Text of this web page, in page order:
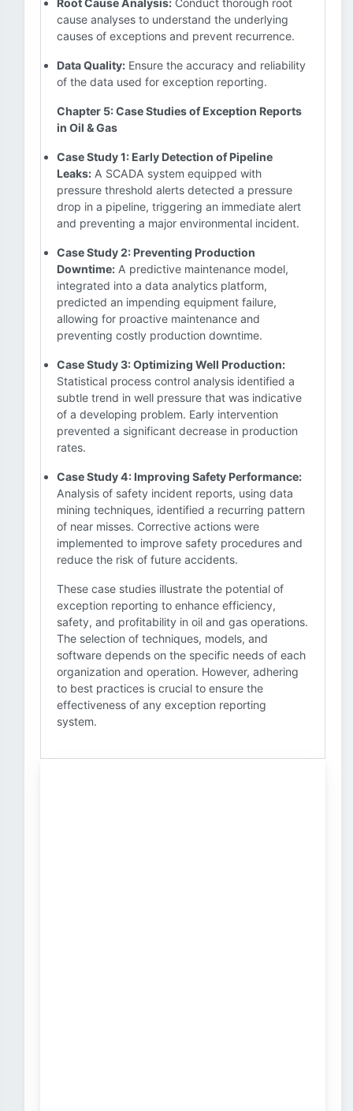
Root Cause Analysis: Conduct thorough root
cause analyses to understand the underlying
causes of exceptions and prevent recurrence.
Data Quality: Ensure the accuracy and reliability
of the data used for exception reporting.
Chapter 5: Case Studies of Exception Reports
in Oil & Gas
Case Study 1: Early Detection of Pipeline
Leaks: A SCADA system equipped with
pressure threshold alerts detected a pressure
drop in a pipeline, triggering an immediate alert
and preventing a major environmental incident.
Case Study 2: Preventing Production
Downtime: A predictive maintenance model,
integrated into a data analytics platform,
predicted an impending equipment failure,
allowing for proactive maintenance and
preventing costly production downtime.
Case Study 3: Optimizing Well Production:
Statistical process control analysis identified a
subtle trend in well pressure that was indicative
of a developing problem. Early intervention
prevented a significant decrease in production
rates.
Case Study 4: Improving Safety Performance:
Analysis of safety incident reports, using data
mining techniques, identified a recurring pattern
of near misses. Corrective actions were
implemented to improve safety procedures and
reduce the risk of future accidents.
These case studies illustrate the potential of
exception reporting to enhance efficiency,
safety, and profitability in oil and gas operations.
The selection of techniques, models, and
software depends on the specific needs of each
organization and operation. However, adhering
to best practices is crucial to ensure the
effectiveness of any exception reporting
system.